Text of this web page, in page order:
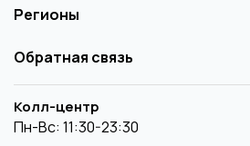
Регионы
Обратная связь
Колл-центр
Пн-Вс: 11:30-23:30